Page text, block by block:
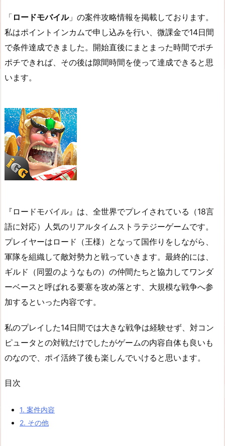
「 ロードモバイル」の案件攻略情報を掲載しております。
私はポイントインカムで申し込みを行い、微課金で14日間
で条件達成できました。開始直後にまとまった時間でポチ
ポチできれば、その後は隙間時間を使って達成できると思
います。
『ロードモバイル』は、全世界でプレイされている（18言
語に対応）人気のリアルタイムストラテジーゲームです。
プレイヤーはロード（王様）となって国作りをしながら、
軍隊を組織して敵対勢力と戦っていきます。最終的には、
ギルド（同盟のようなもの）の仲間たちと協力してワンダ
ーベースと呼ばれる要塞を攻め落とす、大規模な戦争へ参
加するといった内容です。
私のプレイした14日間では大きな戦争は経験せず、対コン
ピュータとの対戦だけでしたがゲームの内容自体も良いも
のなので、ポイ活終了後も楽しんでいけると思います。
目次
1. 案件内容
2. その他